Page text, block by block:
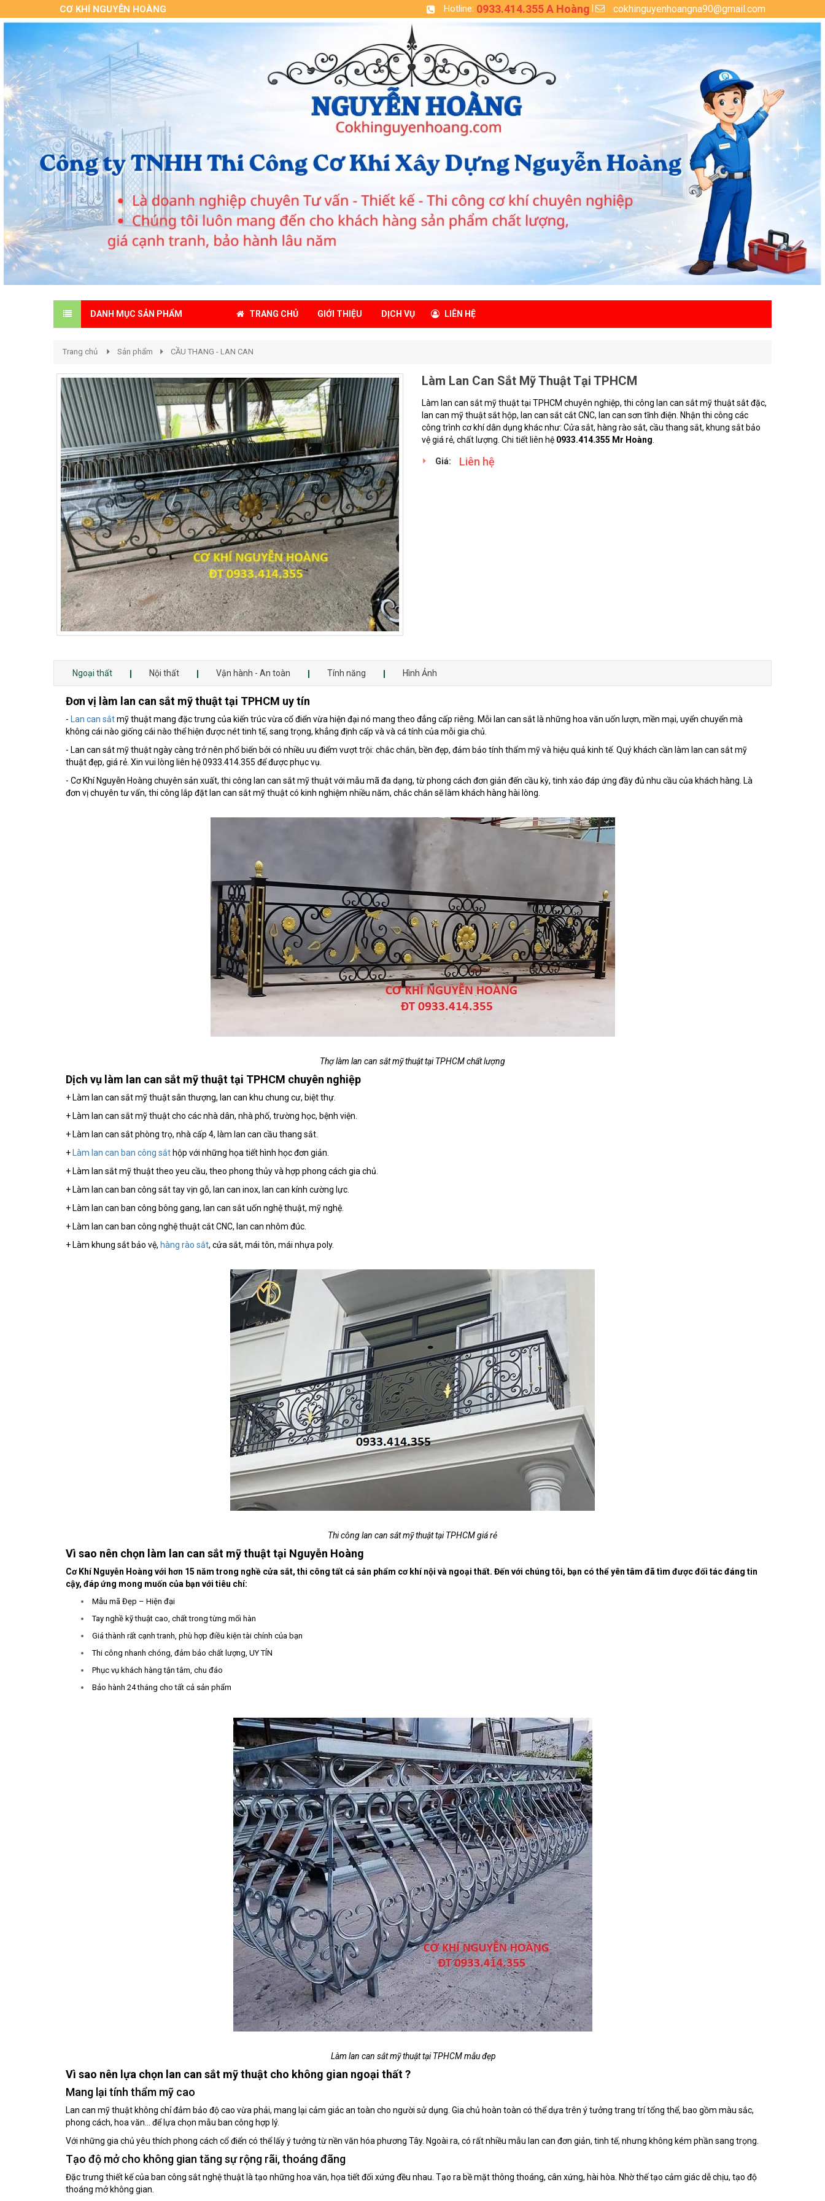
CƠ KHÍ NGUYỄN HOÀNG Hotline: 0933.414.355 A Hoàng cokhinguyenhoangna90@gmail.com
DANH MỤC SẢN PHẨM TRANG CHỦ GIỚI THIỆU DỊCH VỤ LIÊN HỆ
Trang chủ Sản phẩm CẦU THANG - LAN CAN
Làm Lan Can Sắt Mỹ Thuật Tại TPHCM
Làm lan can sắt mỹ thuật tại TPHCM chuyên nghiệp, thi công lan can sắt mỹ thuật sắt đặc,
lan can mỹ thuật sắt hộp, lan can sắt cắt CNC, lan can sơn tĩnh điện. Nhận thi công các
công trình cơ khí dân dụng khác như: Cửa sắt, hàng rào sắt, cầu thang sắt, khung sắt bảo
vệ giá rẻ, chất lượng. Chi tiết liên hệ 0933.414.355 Mr Hoàng
Giá: Liên hệ
Ngoại thất Nội thất Vận hành - An toàn Tính năng Hình Ảnh
Đơn vị làm lan can sắt mỹ thuật tại TPHCM uy tín
- Lan can sắtmỹ thuật mang đặc trưng của kiến trúc vừa cổ điển vừa hiện đại nó mang theo đẳng cấp riêng. Mỗi lan can sắt là những hoa văn uốn lượn, mền mại, uyển chuyển mà
không cái nào giống cái nào thể hiện được nét tinh tế, sang trọng, khẳng định cấp và và cá tính của mỗi gia chủ.
- Lan can sắt mỹ thuật ngày càng trở nên phổ biến bởi có nhiều ưu điểm vượt trội: chắc chắn, bền đẹp, đảm bảo tính thẩm mỹ và hiệu quả kinh tế. Quý khách cần làm lan can sắt mỹ
thuật đẹp, giá rẻ. Xin vui lòng liên hệ 0933.414.355 để được phục vụ.
- Cơ Khí Nguyễn Hoàng chuyên sản xuất, thi công lan can sắt mỹ thuật với mẫu mã đa dạng, từ phong cách đơn giản đến cầu kỳ, tinh xảo đáp ứng đầy đủ nhu cầu của khách hàng. Là
đơn vị chuyên tư vấn, thi công lắp đặt lan can sắt mỹ thuật có kinh nghiệm nhiều năm, chắc chắn sẽ làm khách hàng hài lòng.
Thợ làm lan can sắt mỹ thuật tại TPHCM chất lượng
Dịch vụ làm lan can sắt mỹ thuật tại TPHCM chuyên nghiệp
+ Làm lan can sắt mỹ thuật sân thượng, lan can khu chung cư, biệt thự.
+ Làm lan can sắt mỹ thuật cho các nhà dân, nhà phố, trường học, bệnh viện.
+ Làm lan can sắt phòng trọ, nhà cấp 4, làm lan can cầu thang sắt.
+
Làm lan can ban công sắt hộp với những họa tiết hình học đơn giản.
+ Làm lan sắt mỹ thuật theo yeu cầu, theo phong thủy và hợp phong cách gia chủ.
+ Làm lan can ban công sắt tay vịn gỗ, lan can inox, lan can kính cường lực.
+ Làm lan can ban công bông gang, lan can sắt uốn nghệ thuật, mỹ nghệ.
+ Làm lan can ban công nghệ thuật cắt CNC, lan can nhôm đúc.
+ Làm khung sắt bảo vệ, hàng rào sắt, cửa sắt, mái tôn, mái nhựa poly.
Thi công lan can sắt mỹ thuật tại TPHCM giá rẻ
Vì sao nên chọn làm lan can sắt mỹ thuật tại Nguyễn Hoàng
Cơ Khí Nguyễn Hoàng với hơn 15 năm trong nghề cửa sắt, thi công tất cả sản phẩm cơ khí nội và ngoại thất. Đến với chúng tôi, bạn có thể yên tâm đã tìm được đối tác đáng tin
cậy, đáp ứng mong muốn của bạn với tiêu chí:
Mẫu mã Đẹp – Hiện đại
Tay nghề kỹ thuật cao, chất trong từng mối hàn
Giá thành rất cạnh tranh, phù hợp điều kiện tài chính của bạn
Thi công nhanh chóng, đảm bảo chất lượng, UY TÍN
Phục vụ khách hàng tận tâm, chu đáo
Bảo hành 24 tháng cho tất cả sản phẩm
Làm lan can sắt mỹ thuật tại TPHCM mẫu đẹp
Vì sao nên lựa chọn lan can sắt mỹ thuật cho không gian ngoại thất ?
Mang lại tính thẩm mỹ cao
Lan can mỹ thuật không chỉ đảm bảo độ cao vừa phải, mang lại cảm giác an toàn cho người sử dụng. Gia chủ hoàn toàn có thể dựa trên ý tưởng trang trí tổng thể, bao gồm màu sắc,
phong cách, hoa văn… để lựa chọn mẫu ban công hợp lý.
Với những gia chủ yêu thích phong cách cổ điển có thể lấy ý tưởng từ nền văn hóa phương Tây. Ngoài ra, có rất nhiều mẫu lan can đơn giản, tinh tế, nhưng không kém phần sang trọng.
Tạo độ mở cho không gian tăng sự rộng rãi, thoáng đãng
Đặc trưng thiết kế của ban công sắt nghệ thuật là tạo những hoa văn, họa tiết đối xứng đều nhau. Tạo ra bề mặt thông thoáng, cân xứng, hài hòa. Nhờ thế tạo cảm giác dễ chịu, tạo độ
thoáng mở không gian.